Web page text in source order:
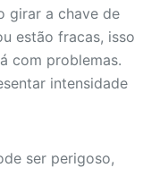
girar a chave de
estão fracas, isso
com problemas.
intensidade
ser perigoso,